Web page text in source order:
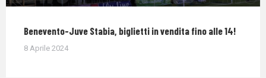
Benevento-Juve Stabia, biglietti in vendita fino alle 14!
8 Aprile 2024